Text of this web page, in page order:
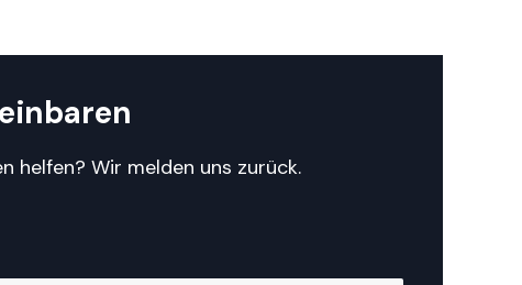
helfen? Wir melden uns zurück.